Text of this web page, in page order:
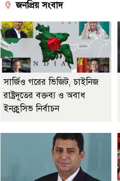
জনপ্রিয় সংবাদ
সার্জিও গরের ভিজিট, চাইনিজ
রাষ্ট্রদূতের বক্তব্য ও অবাধ
ইনক্লুসিভ নির্বাচন